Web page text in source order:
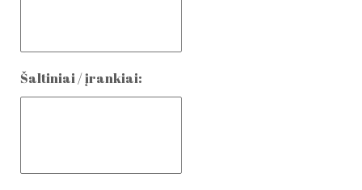
Šaltiniai / įrankiai: